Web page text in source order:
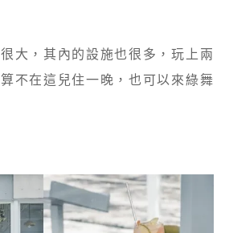
大，其內的設施也很多，玩上兩
不在這兒住一晚，也可以來綠舞